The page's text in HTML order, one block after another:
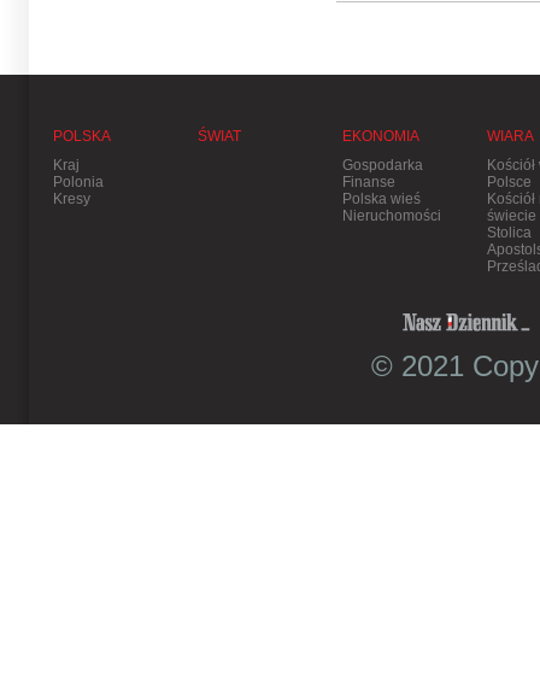
POLSKA
Kraj
Polonia
Kresy
ŚWIAT
EKONOMIA
Gospodarka
Finanse
Polska wieś
Nieruchomości
WIARA
Kościół
Polsce
Kościół
świecie
Stolica
© 2021